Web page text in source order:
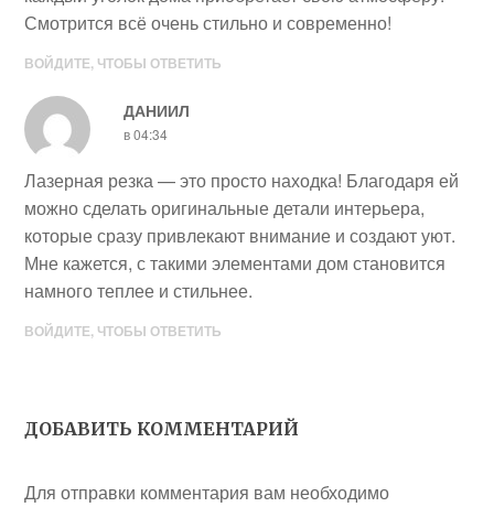
Смотрится всё очень стильно и современно!
ВОЙДИТЕ, ЧТОБЫ ОТВЕТИТЬ
ДАНИИЛ
в 04:34
Лазерная резка — это просто находка! Благодаря ей
можно сделать оригинальные детали интерьера,
которые сразу привлекают внимание и создают уют.
Мне кажется, с такими элементами дом становится
намного теплее и стильнее.
ВОЙДИТЕ, ЧТОБЫ ОТВЕТИТЬ
ДОБАВИТЬ КОММЕНТАРИЙ
Для отправки комментария вам необходимо